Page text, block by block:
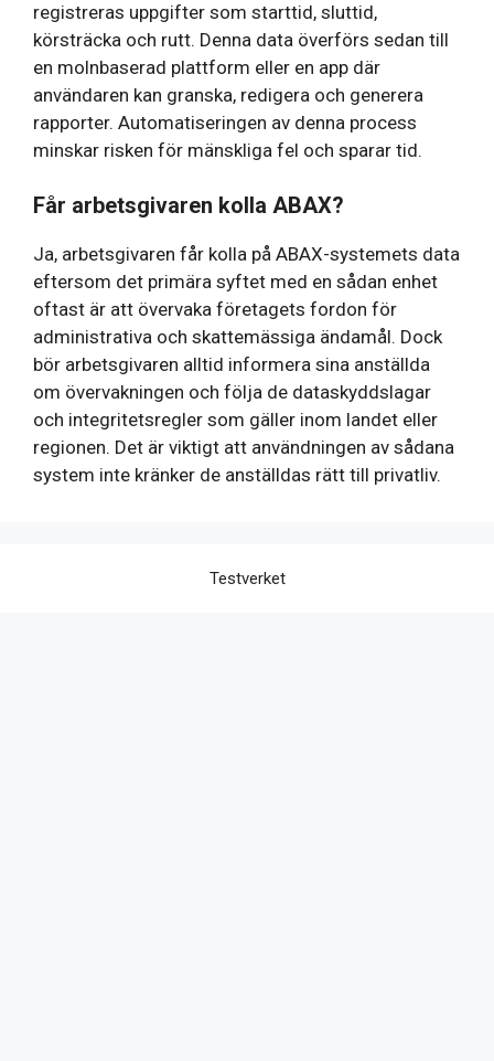
registreras uppgifter som starttid, sluttid,
körsträcka och rutt. Denna data överförs sedan till
en molnbaserad plattform eller en app där
användaren kan granska, redigera och generera
rapporter. Automatiseringen av denna process
minskar risken för mänskliga fel och sparar tid.
Får arbetsgivaren kolla ABAX?
Ja, arbetsgivaren får kolla på ABAX-systemets data
eftersom det primära syftet med en sådan enhet
oftast är att övervaka företagets fordon för
administrativa och skattemässiga ändamål. Dock
bör arbetsgivaren alltid informera sina anställda
om övervakningen och följa de dataskyddslagar
och integritetsregler som gäller inom landet eller
regionen. Det är viktigt att användningen av sådana
system inte kränker de anställdas rätt till privatliv.
Testverket